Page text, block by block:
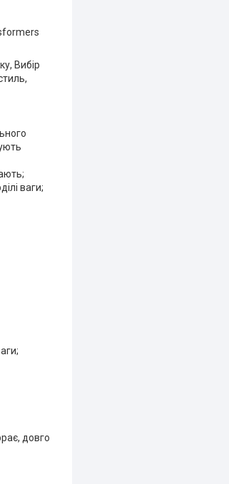
Вибір
ваги;
довго